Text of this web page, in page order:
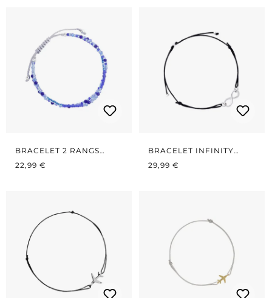
BRACELET 2 RANGS
BLEU AZUR
PRIX RÉGULIER :
22,99 €
BRACELET INFINITY
NOIR
PRIX RÉGULIER :
29,99 €